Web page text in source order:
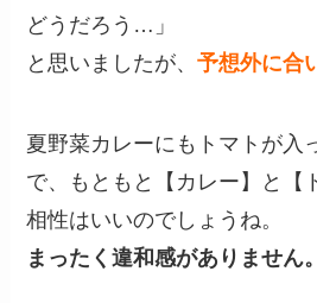
どうだろう…」
と思いましたが、予想外に合
夏野菜カレーにもトマトが入
で、もともと【カレー】と【
相性はいいのでしょうね。
まったく違和感がありません。